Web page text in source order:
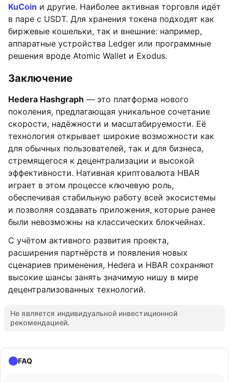
KuCoin и другие. Наиболее активная торговля идёт
в паре с USDT. Для хранения токена подходят как
биржевые кошельки, так и внешние: например,
аппаратные устройства Ledger или программные
решения вроде Atomic Wallet и Exodus.
Заключение
Hedera Hashgraph — это платформа нового
поколения, предлагающая уникальное сочетание
скорости, надёжности и масштабируемости. Её
технология открывает широкие возможности как
для обычных пользователей, так и для бизнеса,
стремящегося к децентрализации и высокой
эффективности. Нативная криптовалюта HBAR
играет в этом процессе ключевую роль,
обеспечивая стабильную работу всей экосистемы
и позволяя создавать приложения, которые ранее
были невозможны на классических блокчейнах.
С учётом активного развития проекта,
расширения партнёрств и появления новых
сценариев применения, Hedera и HBAR сохраняют
высокие шансы занять значимую нишу в мире
децентрализованных технологий.
Не является индивидуальной инвестиционной
рекомендацией.
FAQ